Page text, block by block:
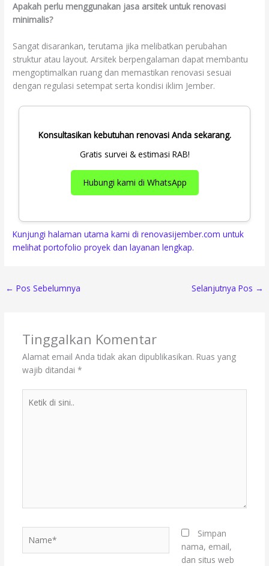
Apakah perlu menggunakan jasa arsitek untuk renovasi
minimalis?
Sangat disarankan, terutama jika melibatkan perubahan
struktur atau layout. Arsitek berpengalaman dapat membantu
mengoptimalkan ruang dan memastikan renovasi sesuai
dengan regulasi setempat serta kondisi iklim Jember.
Konsultasikan kebutuhan renovasi Anda sekarang.
Gratis survei & estimasi RAB!
Hubungi kami di WhatsApp
Kunjungi halaman utama kami di renovasijember.com untuk
melihat portofolio proyek dan layanan lengkap.
← Pos Sebelumnya Selanjutnya Pos →
Tinggalkan Komentar
Alamat email Anda tidak akan dipublikasikan. Ruas yang
wajib ditandai *
Simpan
nama, email,
dan situs web